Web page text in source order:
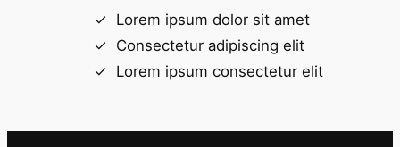
Lorem ipsum dolor sit amet
Consectetur adipiscing elit
Lorem ipsum consectetur elit